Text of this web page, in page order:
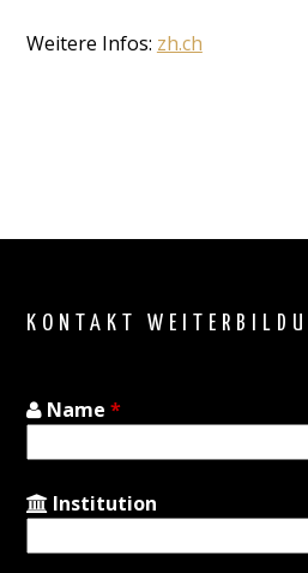
Weitere Infos: zh.ch
KONTAKT
Name*
Institution